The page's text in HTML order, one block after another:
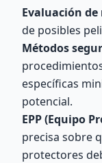
Evaluación de
de posibles
Métodos
específicas
potencial.
EPP (Equipo
precisa sobre
protectores